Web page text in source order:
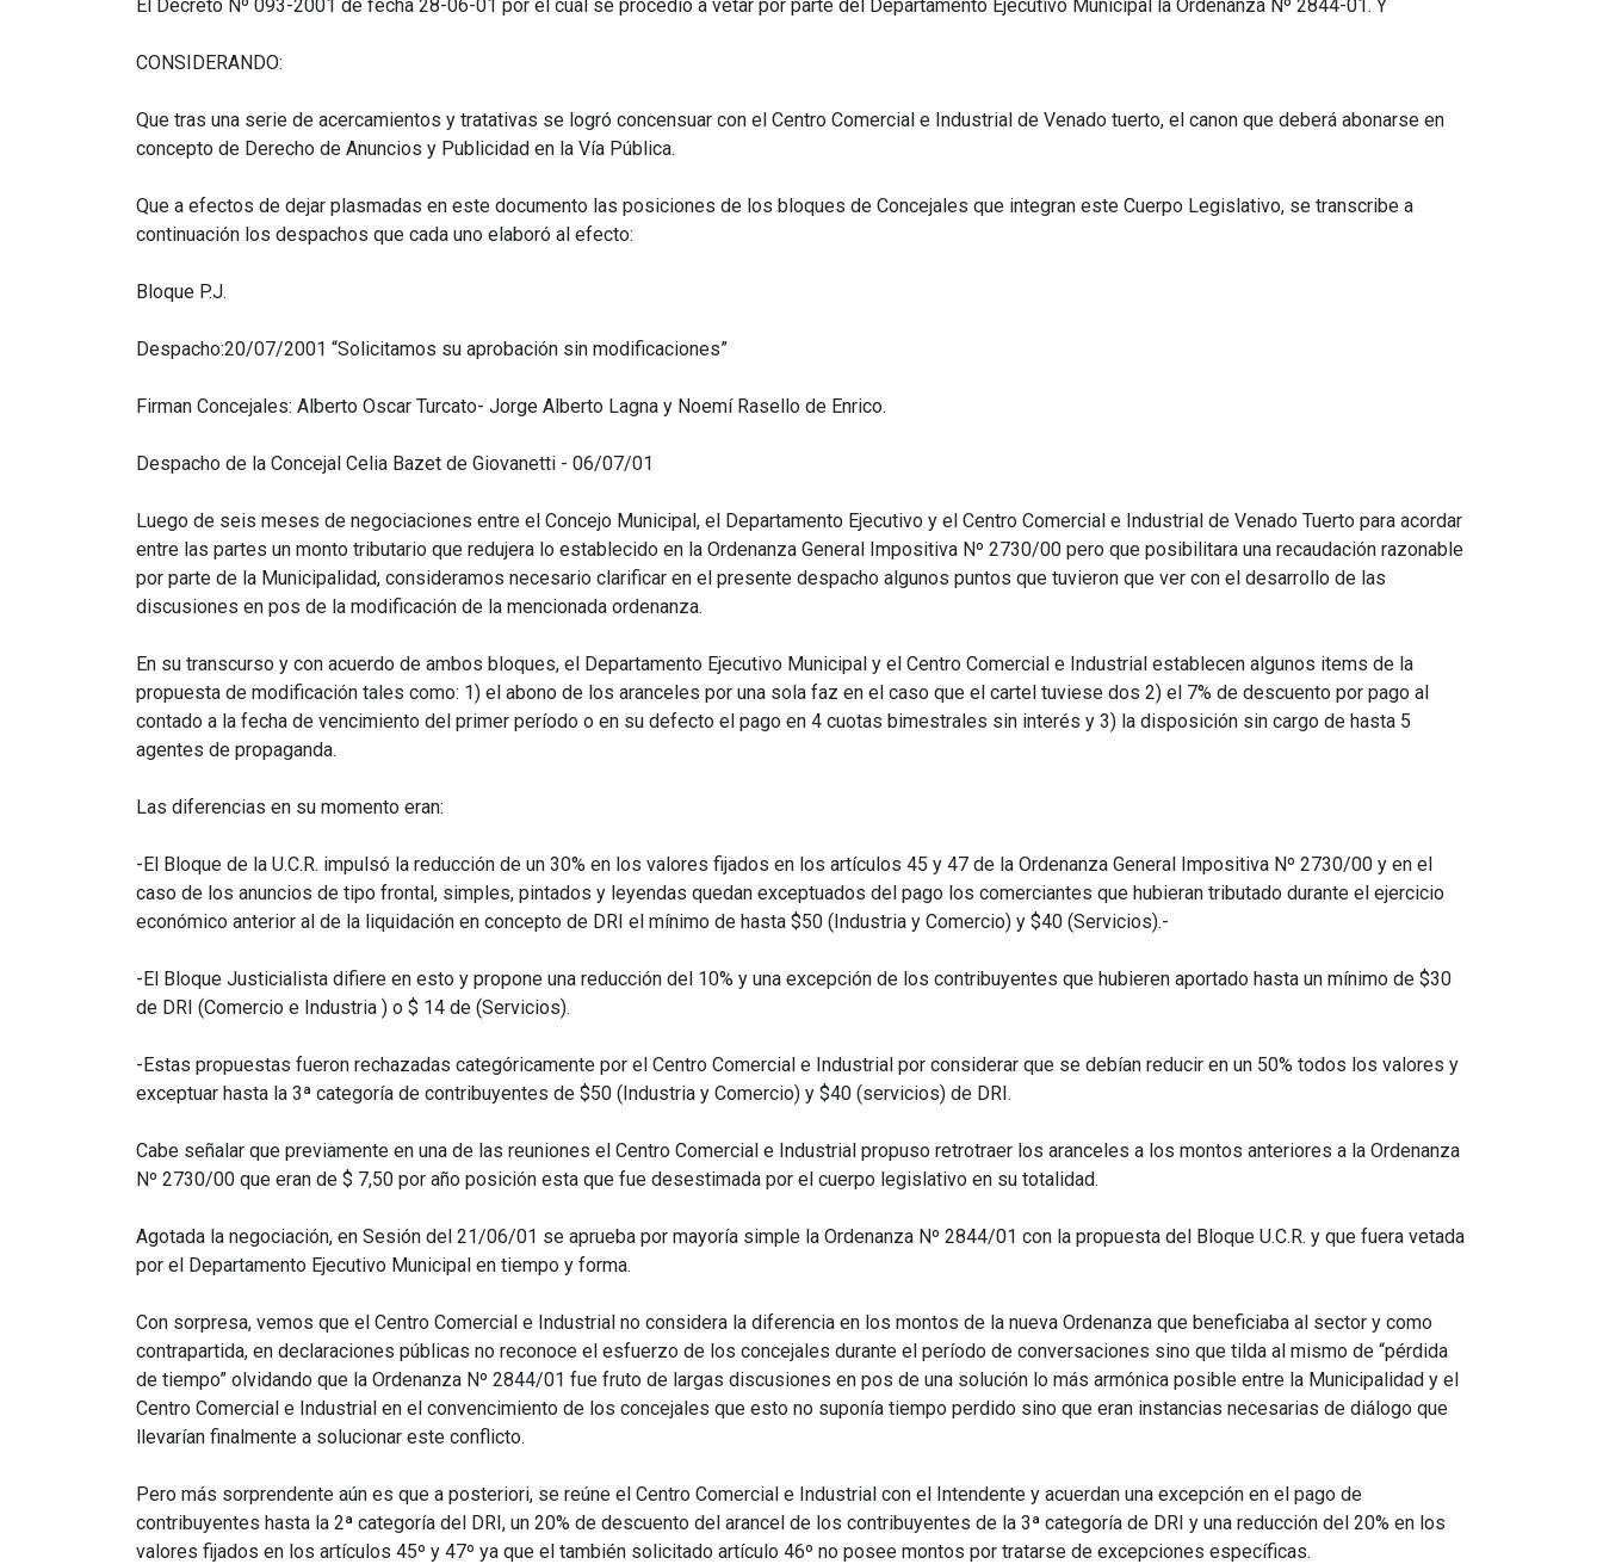
El Decreto Nº 093-2001 de fecha 28-06-01 por el cual se procedió a vetar por parte del Departamento Ejecutivo Municipal la Ordenanza Nº 2844-01. Y
CONSIDERANDO:
Que tras una serie de acercamientos y tratativas se logró concensuar con el Centro Comercial e Industrial de Venado tuerto, el canon que deberá abonarse en
concepto de Derecho de Anuncios y Publicidad en la Vía Pública.
Que a efectos de dejar plasmadas en este documento las posiciones de los bloques de Concejales que integran este Cuerpo Legislativo, se transcribe a
continuación los despachos que cada uno elaboró al efecto:
Bloque P.J.
Despacho:20/07/2001 “Solicitamos su aprobación sin modificaciones”
Firman Concejales: Alberto Oscar Turcato- Jorge Alberto Lagna y Noemí Rasello de Enrico.
Despacho de la Concejal Celia Bazet de Giovanetti - 06/07/01
Luego de seis meses de negociaciones entre el Concejo Municipal, el Departamento Ejecutivo y el Centro Comercial e Industrial de Venado Tuerto para acordar
entre las partes un monto tributario que redujera lo establecido en la Ordenanza General Impositiva Nº 2730/00 pero que posibilitara una recaudación razonable
por parte de la Municipalidad, consideramos necesario clarificar en el presente despacho algunos puntos que tuvieron que ver con el desarrollo de las
discusiones en pos de la modificación de la mencionada ordenanza.
En su transcurso y con acuerdo de ambos bloques, el Departamento Ejecutivo Municipal y el Centro Comercial e Industrial establecen algunos items de la
propuesta de modificación tales como: 1) el abono de los aranceles por una sola faz en el caso que el cartel tuviese dos 2) el 7% de descuento por pago al
contado a la fecha de vencimiento del primer período o en su defecto el pago en 4 cuotas bimestrales sin interés y 3) la disposición sin cargo de hasta 5
agentes de propaganda.
Las diferencias en su momento eran:
-El Bloque de la U.C.R. impulsó la reducción de un 30% en los valores fijados en los artículos 45 y 47 de la Ordenanza General Impositiva Nº 2730/00 y en el
caso de los anuncios de tipo frontal, simples, pintados y leyendas quedan exceptuados del pago los comerciantes que hubieran tributado durante el ejercicio
económico anterior al de la liquidación en concepto de DRI el mínimo de hasta $50 (Industria y Comercio) y $40 (Servicios).-
-El Bloque Justicialista difiere en esto y propone una reducción del 10% y una excepción de los contribuyentes que hubieren aportado hasta un mínimo de $30
de DRI (Comercio e Industria ) o $ 14 de (Servicios).
-Estas propuestas fueron rechazadas categóricamente por el Centro Comercial e Industrial por considerar que se debían reducir en un 50% todos los valores y
exceptuar hasta la 3ª categoría de contribuyentes de $50 (Industria y Comercio) y $40 (servicios) de DRI.
Cabe señalar que previamente en una de las reuniones el Centro Comercial e Industrial propuso retrotraer los aranceles a los montos anteriores a la Ordenanza
Nº 2730/00 que eran de $ 7,50 por año posición esta que fue desestimada por el cuerpo legislativo en su totalidad.
Agotada la negociación, en Sesión del 21/06/01 se aprueba por mayoría simple la Ordenanza Nº 2844/01 con la propuesta del Bloque U.C.R. y que fuera vetada
por el Departamento Ejecutivo Municipal en tiempo y forma.
Con sorpresa, vemos que el Centro Comercial e Industrial no considera la diferencia en los montos de la nueva Ordenanza que beneficiaba al sector y como
contrapartida, en declaraciones públicas no reconoce el esfuerzo de los concejales durante el período de conversaciones sino que tilda al mismo de “pérdida
de tiempo” olvidando que la Ordenanza Nº 2844/01 fue fruto de largas discusiones en pos de una solución lo más armónica posible entre la Municipalidad y el
Centro Comercial e Industrial en el convencimiento de los concejales que esto no suponía tiempo perdido sino que eran instancias necesarias de diálogo que
llevarían finalmente a solucionar este conflicto.
Pero más sorprendente aún es que a posteriori, se reúne el Centro Comercial e Industrial con el Intendente y acuerdan una excepción en el pago de
contribuyentes hasta la 2ª categoría del DRI, un 20% de descuento del arancel de los contribuyentes de la 3ª categoría de DRI y una reducción del 20% en los
valores fijados en los artículos 45º y 47º ya que el también solicitado artículo 46º no posee montos por tratarse de excepciones específicas.